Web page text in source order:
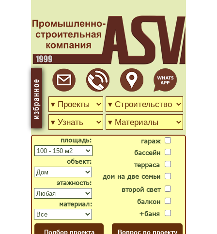
гараж
бассейн
второй свет
дом на две семьи
терраса
балкон
+баня
объект:
материал:
площадь:
этажность: